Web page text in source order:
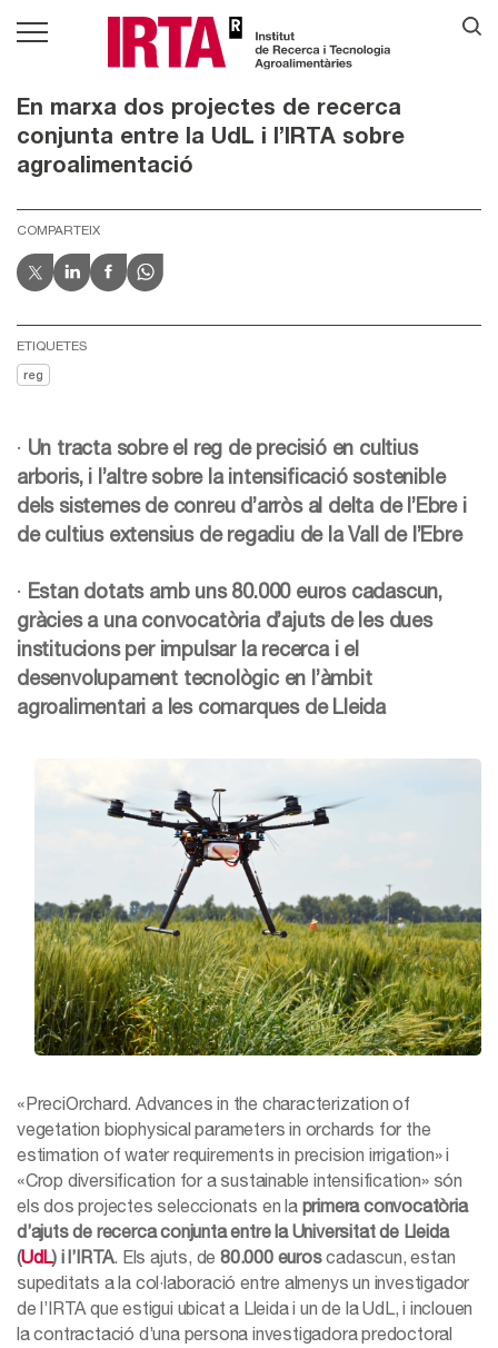
En marxa dos projectes de recerca
conjunta entre la UdL i l’IRTA sobre
agroalimentació
COMPARTEIX
ETIQUETES
reg
· Un tracta sobre el reg de precisió en cultius
arboris, i l’altre sobre la intensificació sostenible
dels sistemes de conreu d’arròs al delta de l’Ebre i
de cultius extensius de regadiu de la Vall de l’Ebre
· Estan dotats amb uns 80.000 euros cadascun,
gràcies a una convocatòria d’ajuts de les dues
institucions per impulsar la recerca i el
desenvolupament tecnològic en l’àmbit
agroalimentari a les comarques de Lleida
«PreciOrchard. Advances in the characterization of
vegetation biophysical parameters in orchards for the
estimation of water requirements in precision irrigation» i
«Crop diversification for a sustainable intensification» són
els dos projectes seleccionats en la primera convocatòria
d’ajuts de recerca conjunta entre la Universitat de Lleida
(UdL) i l’IRTA. Els ajuts, de80.000 euroscadascun, estan
supeditats a la col·laboració entre almenys un investigador
de l’IRTA que estigui ubicat a Lleida i un de la UdL, i inclouen
la contractació d’una persona investigadora predoctoral